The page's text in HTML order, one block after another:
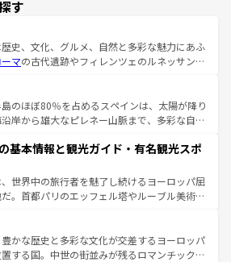
す
史、文化、グルメ、自然と多彩な魅力にあふ
マの古代遺跡やフィレンツェのルネッサンス
ーナの美しい田園風景やアマルフィ海岸の絶
景観も見逃せない。観光の合間には、本場の
など、絶品のイタリア料理を堪能することも
イタリアで、忘れられない旅をしてみよう！
イタリア情報は
のほぼ80％を占めるスペインは、太陽が降り
岸から雄大なピレネー山脈まで、多彩な自然
この国では、情熱的なフラメンコ、熱気あふ
して美味しいタパスが生活の一部となってい
リードの洗練された雰囲気や、バルセロナの
た街角から、地方では古代ローマ遺跡や中世
よって風土や気候が異なるスペインはその個
性で訪れる人を魅了する。 なお、新着のスペイン情報は コ
を参照してほしい。
基本情報と観光ガイド・有名観光スポ
世界中の旅行者を魅了し続けるヨーロッパ屈
。首都パリのエッフェル塔やルーブル美術館
力が詰まっている。華麗な宮殿、歴史的な大
いビーチ、そして豊かな自然が、訪れる者を心
。また、フランスは美食の国としても知ら
豊かな歴史と多彩な文化が交差するヨーロッパ
する国。中世の街並みが残るロマンチック街